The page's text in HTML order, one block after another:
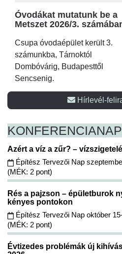
Óvodákat mutatunk be a
Metszet 2026/3.
Csupa óvodaépület került 3.
számunkba, Tárnoktól
Dombóvárig, Budapesttől
Sencsenig.
Hírlevél-
KONFERENCIA
Azért a víz a zűr? –
Építész Tervezői Nap
(MÉK: 2 pont)
Rés a pajzson – épületburok
kényes pontokon
Építész Tervezői Nap október
(MÉK: 2 pont)
Évtizedes problémák új